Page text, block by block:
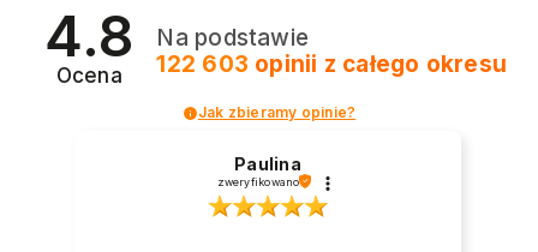
2026? Znajdź inspirację dla swojego manicure!
4.8
Ocena
Na podstawie
122 603 opinii z całego okresu
Jak zbieramy opinie?
Paulina
zweryfikowano